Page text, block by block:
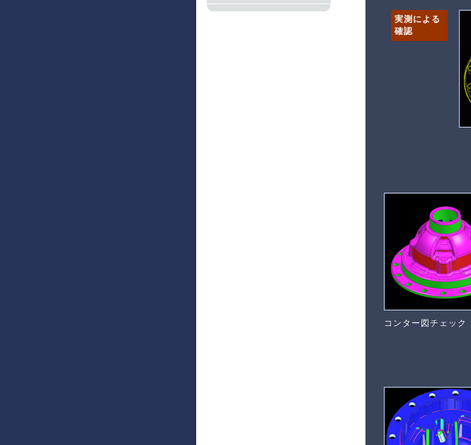
実測による
確認
コンター図チェック